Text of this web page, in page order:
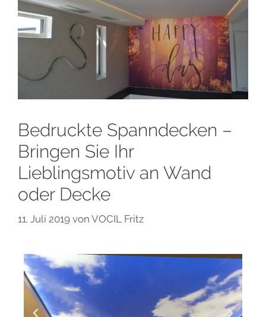
Bedruckte Spanndecken –
Bringen Sie Ihr
Lieblingsmotiv an Wand
oder Decke
11. Juli 2019 von VOCIL Fritz